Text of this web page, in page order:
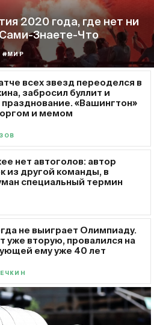
2020 года, где нет ни
Знаете-Что
#МИР
всех звезд переоделся в
забросил буллит и
празднование. «Вашингтон»
и мемом
нет автоголов: автор
из другой команды, в
специальный термин
не выиграет Олимпиаду.
уже вторую, провалился на
ему уже 40 лет